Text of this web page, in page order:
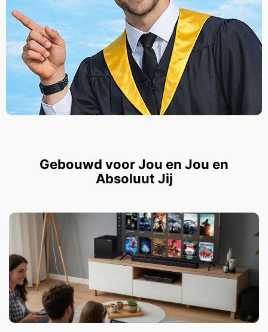
Gebouwd voor Jou en Jou en
Absoluut Jij